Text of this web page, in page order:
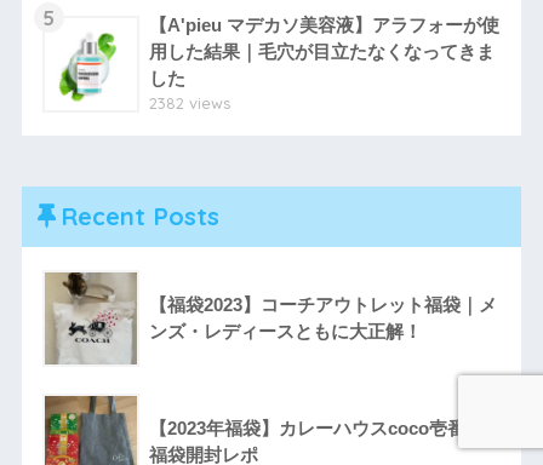
5
【A'pieu マデカソ美容液】アラフォーが使
用した結果｜毛穴が目立たなくなってきま
した
2382 views
Recent Posts
【福袋2023】コーチアウトレット福袋｜メ
ンズ・レディースともに大正解！
【2023年福袋】カレーハウスcoco壱番屋
福袋開封レポ